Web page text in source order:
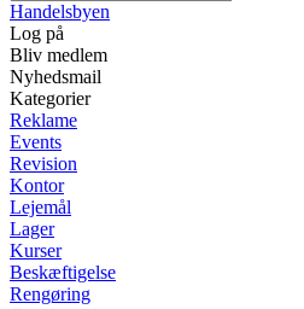
Handelsbyen
Log på
Bliv medlem
Nyhedsmail
Kategorier
Reklame
Events
Revision
Kontor
Lejemål
Lager
Kurser
Beskæftigelse
Rengøring